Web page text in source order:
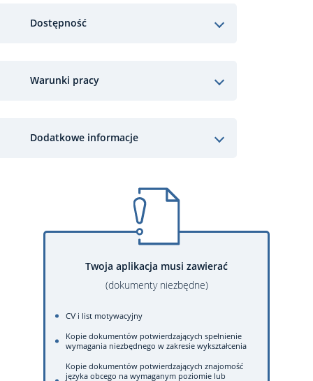
Dostępność
Warunki pracy
Dodatkowe informacje
Twoja aplikacja musi zawierać
(dokumenty niezbędne)
CV i list motywacyjny
Kopie dokumentów potwierdzających spełnienie
wymagania niezbędnego w zakresie wykształcenia
Kopie dokumentów potwierdzających znajomość
języka obcego na wymaganym poziomie lub